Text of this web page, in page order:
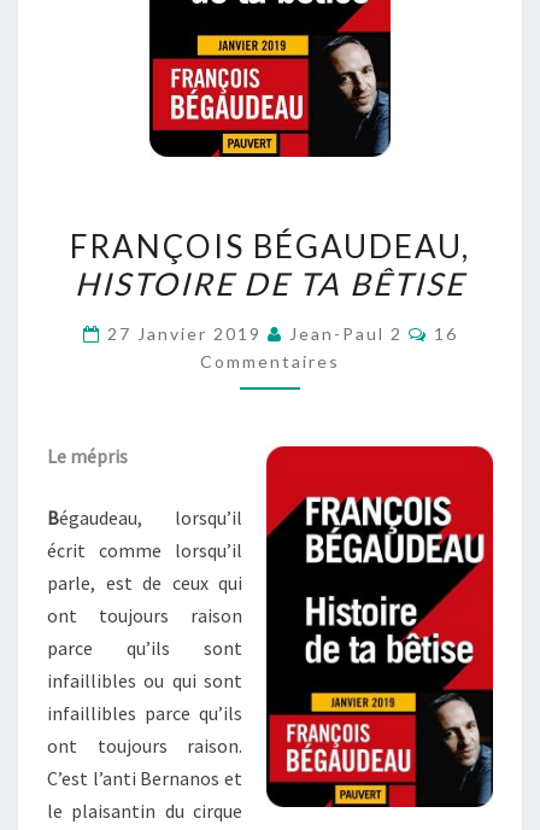
BÉGAUDEAU,
HISTOIRE
TA
BÊTISE
FRANÇOIS BÉGAUDEAU,
HISTOIRE DE TA BÊTISE
27 Janvier 2019 Jean-Paul 2
16
Commentaires
Le mépris
Bégaudeau, lorsqu’il
écrit comme lorsqu’il
parle, est de ceux qui
ont toujours raison
parce qu’ils sont
infaillibles ou qui sont
infaillibles parce qu’ils
ont toujours raison.
C’est l’anti Bernanos et
le plaisantin du cirque